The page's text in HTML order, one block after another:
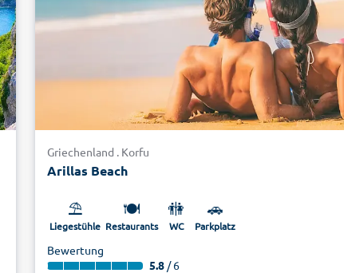
Griechenland . Korfu
Arillas Beach
⛱️
Liegestühle
🍽️
Restaurants
🚻
WC
🚗
Parkplatz
Bewertung
5.8 / 6